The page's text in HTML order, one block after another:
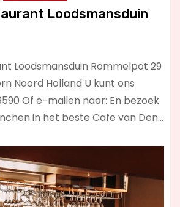
Loodsmansduin
Loodsmansduin Rommelpot 29
Noord Holland U kunt ons
Of e-mailen naar: En bezoek
in het beste Cafe van Den…